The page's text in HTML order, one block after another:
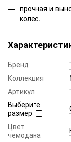
прочная и
колес.
Бренд
Коллекция
Артикул
Выберите
размер
Цвет
чемодана